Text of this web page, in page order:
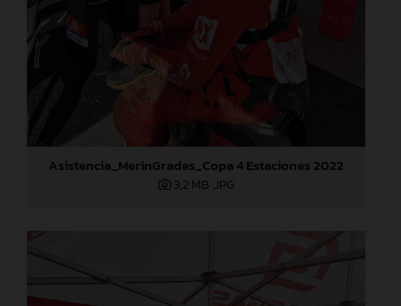
Asistencia_MerinGrades_Copa 4 Estaciones 2022
3,2 MB .JPG